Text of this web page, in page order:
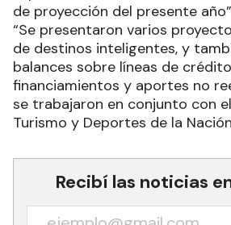
de proyección del presente
“Se presentaron varios
de destinos inteligentes, y
balances sobre líneas de
financiamientos y aportes no
se trabajaron en conjunto con
Turismo y Deportes de la
Recibí las noticias